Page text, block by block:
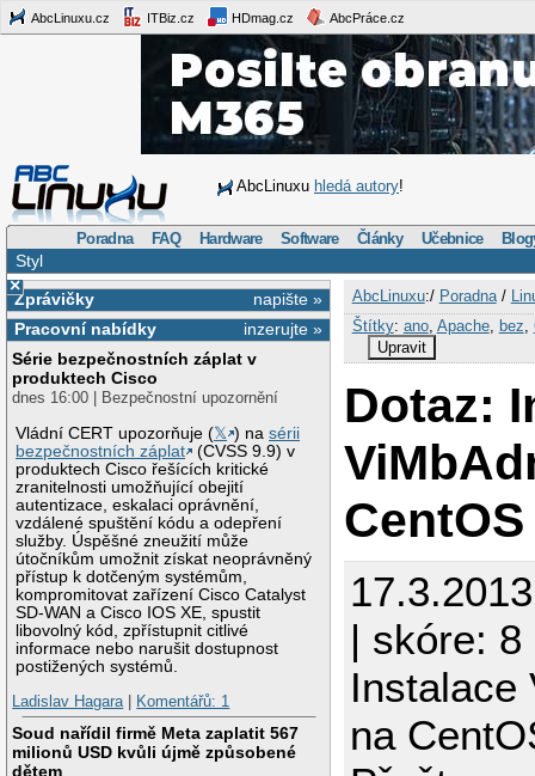
AbcLinuxu.cz ITBiz.cz HDmag.cz AbcPráce.cz
AbcLinuxu hledá autory!
Poradna FAQ Hardware Software Články Učebnice
Styl
×
napište »
Zprávičky
inzerujte »
Pracovní nabídky
Série bezpečnostních záplat v
produktech Cisco
dnes 16:00 | Bezpečnostní upozornění
Vládní CERT upozorňuje (𝕏 ) nasérii
bezpečnostních záplat
(CVSS 9.9) v
produktech Cisco řešících kritické
zranitelnosti umožňující obejití
autentizace, eskalaci oprávnění,
vzdálené spuštění kódu a odepření
služby. Úspěšné zneužití může
útočníkům umožnit získat neoprávněný
přístup k dotčeným systémům,
kompromitovat zařízení Cisco Catalyst
SD-WAN a Cisco IOS XE, spustit
libovolný kód, zpřístupnit citlivé
informace nebo narušit dostupnost
postižených systémů.
Ladislav Hagara| Komentářů: 1
Soud nařídil firmě Meta zaplatit 567
milionů USD kvůli újmě způsobené
dětem
AbcLinuxu:/ Poradna/
Štítky: ano, Apache, bez
Upravit
Dotaz:
CentOS
| skóre: 8
Instalace
na